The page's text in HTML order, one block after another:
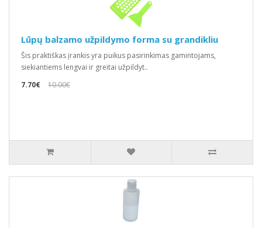
Lūpų balzamo užpildymo forma su grandikliu
Šis praktiškas įrankis yra puikus pasirinkimas gamintojams,
siekiantiems lengvai ir greitai užpildyt..
7.70€
10.00€